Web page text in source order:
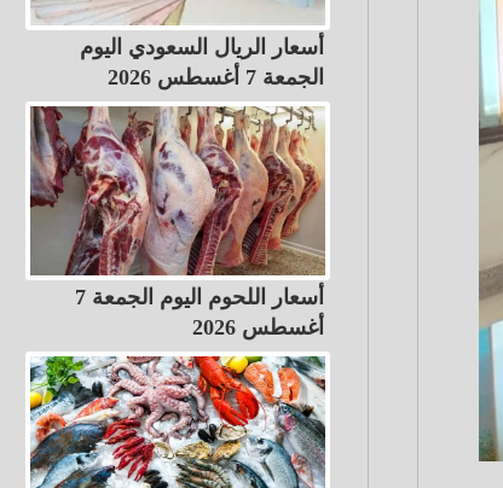
أسعار الريال السعودي اليوم
الجمعة 7 أغسطس 2026
أسعار اللحوم اليوم الجمعة 7
أغسطس 2026